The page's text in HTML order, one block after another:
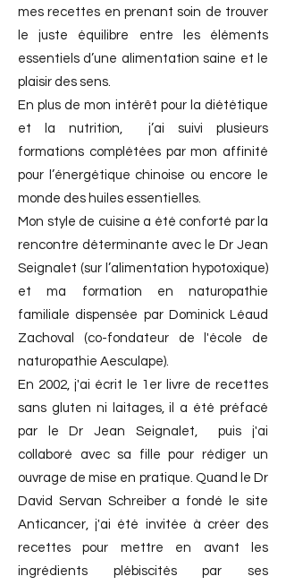
mes recettes en prenant soin de trouver
le juste équilibre entre les éléments
essentiels d’une alimentation saine et le
plaisir des sens.
En plus de mon intérêt pour la diététique
et la nutrition, j’ai suivi plusieurs
formations complétées par mon affinité
pour l’énergétique chinoise ou encore le
monde des huiles essentielles.
Mon style de cuisine a été conforté par la
rencontre déterminante avec le Dr Jean
Seignalet (sur l’alimentation hypotoxique)
et ma formation en naturopathie
familiale dispensée par Dominick Léaud
Zachoval (co-fondateur de l'école de
naturopathie Aesculape).
En 2002, j'ai écrit le 1er livre de recettes
sans gluten ni laitages, il a été préfacé
par le Dr Jean Seignalet, puis j'ai
collaboré avec sa fille pour rédiger un
ouvrage de mise en pratique. Quand le Dr
David Servan Schreiber a fondé le site
Anticancer, j'ai été invitée à créer des
recettes pour mettre en avant les
ingrédients plébiscités par ses